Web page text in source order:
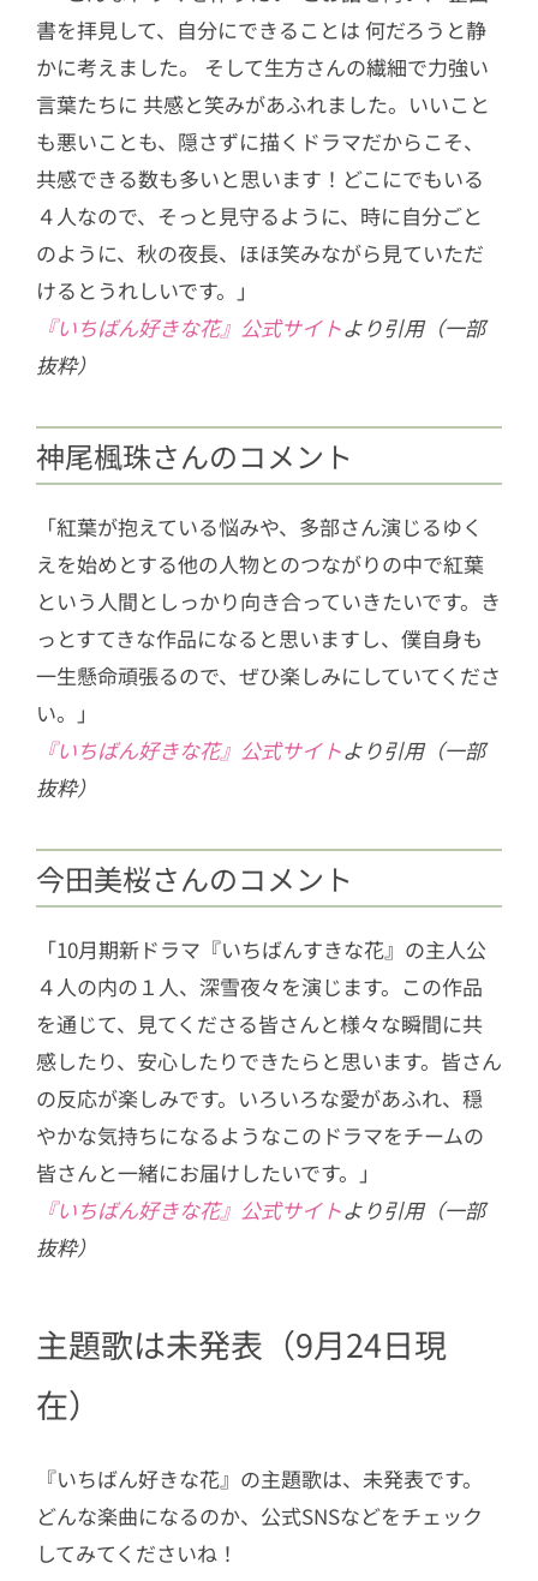
書を拝見して、自分にできることは 何だろうと静
かに考えました。 そして生方さんの繊細で力強い
言葉たちに 共感と笑みがあふれました。いいこと
も悪いことも、隠さずに描くドラマだからこそ、
共感できる数も多いと思います！どこにでもいる
４人なので、そっと見守るように、時に自分ごと
のように、秋の夜長、ほほ笑みながら見ていただ
けるとうれしいです。」
『いちばん好きな花』公式サイトより引用（一部
抜粋）
神尾楓珠さんのコメント
「紅葉が抱えている悩みや、多部さん演じるゆく
えを始めとする他の人物とのつながりの中で紅葉
という人間としっかり向き合っていきたいです。き
っとすてきな作品になると思いますし、僕自身も
一生懸命頑張るので、ぜひ楽しみにしていてくださ
い。」
『いちばん好きな花』公式サイトより引用（一部
抜粋）
今田美桜さんのコメント
「10月期新ドラマ『いちばんすきな花』の主人公
４人の内の１人、深雪夜々を演じます。この作品
を通じて、見てくださる皆さんと様々な瞬間に共
感したり、安心したりできたらと思います。皆さん
の反応が楽しみです。いろいろな愛があふれ、穏
やかな気持ちになるようなこのドラマをチームの
皆さんと一緒にお届けしたいです。」
『いちばん好きな花』公式サイトより引用（一部
抜粋）
主題歌は未発表（9月24日現
在）
『いちばん好きな花』の主題歌は、未発表です。
どんな楽曲になるのか、公式SNSなどをチェック
してみてくださいね！